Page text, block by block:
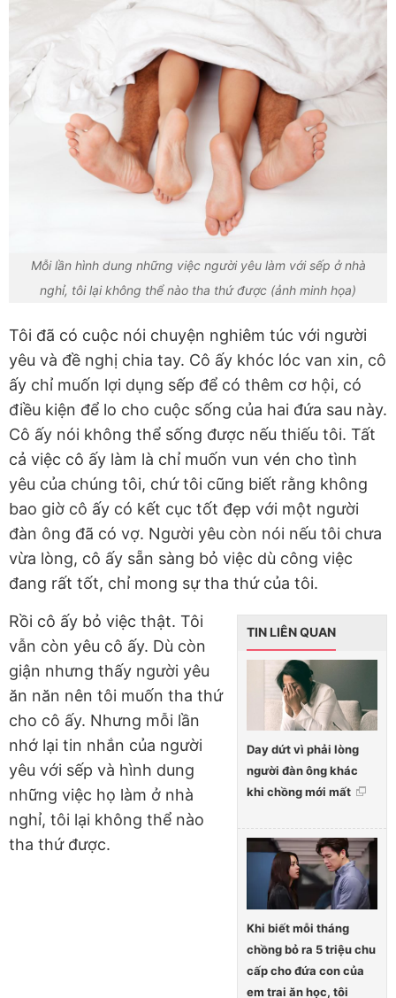
Mỗi lần hình dung những việc người yêu làm với sếp ở nhà
nghỉ, tôi lại không thể nào tha thứ được (ảnh minh họa)
Tôi đã có cuộc nói chuyện nghiêm túc với người
yêu và đề nghị chia tay. Cô ấy khóc lóc van xin, cô
ấy chỉ muốn lợi dụng sếp để có thêm cơ hội, có
điều kiện để lo cho cuộc sống của hai đứa sau này.
Cô ấy nói không thể sống được nếu thiếu tôi. Tất
cả việc cô ấy làm là chỉ muốn vun vén cho tình
yêu của chúng tôi, chứ tôi cũng biết rằng không
bao giờ cô ấy có kết cục tốt đẹp với một người
đàn ông đã có vợ. Người yêu còn nói nếu tôi chưa
vừa lòng, cô ấy sẵn sàng bỏ việc dù công việc
đang rất tốt, chỉ mong sự tha thứ của tôi.
TIN LIÊN QUAN
Day dứt vì phải lòng
người đàn ông khác
khi chồng mới mất
Khi biết mỗi tháng
chồng bỏ ra 5 triệu chu
cấp cho đứa con của
em trai ăn học, tôi
Rồi cô ấy bỏ việc thật. Tôi
vẫn còn yêu cô ấy. Dù còn
giận nhưng thấy người yêu
ăn năn nên tôi muốn tha thứ
cho cô ấy. Nhưng mỗi lần
nhớ lại tin nhắn của người
yêu với sếp và hình dung
những việc họ làm ở nhà
nghỉ, tôi lại không thể nào
tha thứ được.